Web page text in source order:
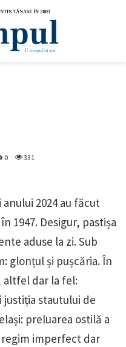
0 331
2024 au făcut
1947. Desigur, pastișa
aduse la zi. Sub
glonțul și pușcăria. În
altfel dar la fel:
justiția stautului de
preluarea ostilă a
imperfect dar